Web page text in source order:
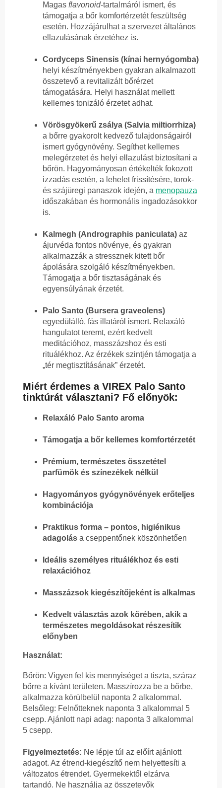
Magas flavonoid-tartalmáról ismert, és
támogatja a bőr komfortérzetét feszültség
esetén. Hozzájárulhat a szervezet általános
ellazulásának érzetéhez is.
Cordyceps Sinensis (kínai hernyógomba)
helyi készítményekben gyakran alkalmazott
összetevő a revitalizált bőrérzet
támogatására. Helyi használat mellett
kellemes tonizáló érzetet adhat.
Vörösgyökerű zsálya (Salvia miltiorrhiza)
a bőrre gyakorolt kedvező tulajdonságairól
ismert gyógynövény. Segíthet kellemes
melegérzetet és helyi ellazulást biztosítani a
bőrön. Hagyományosan értékelték fokozott
izzadás esetén, a lehelet frissítésére, torok-
és szájüregi panaszok idején, a menopauza
időszakában és hormonális ingadozásokkor
is.
Kalmegh (Andrographis paniculata) az
ájurvéda fontos növénye, és gyakran
alkalmazzák a stressznek kitett bőr
ápolására szolgáló készítményekben.
Támogatja a bőr tisztaságának és
egyensúlyának érzetét.
Palo Santo (Bursera graveolens)
egyedülálló, fás illatáról ismert. Relaxáló
hangulatot teremt, ezért kedvelt
meditációhoz, masszázshoz és esti
rituálékhoz. Az érzékek szintjén támogatja a
„tér megtisztításának” érzetét.
Miért érdemes a VIREX Palo Santo
tinktúrát választani? Fő előnyök:
Relaxáló Palo Santo aroma
Támogatja a bőr kellemes komfortérzetét
Prémium, természetes összetétel
parfümök és színezékek nélkül
Hagyományos gyógynövények erőteljes
kombinációja
Praktikus forma – pontos, higiénikus
adagolás a cseppentőnek köszönhetően
Ideális személyes rituálékhoz és esti
relaxációhoz
Masszázsok kiegészítőjeként is alkalmas
Kedvelt választás azok körében, akik a
természetes megoldásokat részesítik
előnyben
Használat:
Bőrön: Vigyen fel kis mennyiséget a tiszta, száraz
bőrre a kívánt területen. Masszírozza be a bőrbe,
alkalmazza körülbelül naponta 2 alkalommal.
Belsőleg: Felnőtteknek naponta 3 alkalommal 5
csepp. Ajánlott napi adag: naponta 3 alkalommal
5 csepp.
Figyelmeztetés: Ne lépje túl az előírt ajánlott
adagot. Az étrend-kiegészítő nem helyettesíti a
változatos étrendet. Gyermekektől elzárva
tartandó. Ne használja az összetevők